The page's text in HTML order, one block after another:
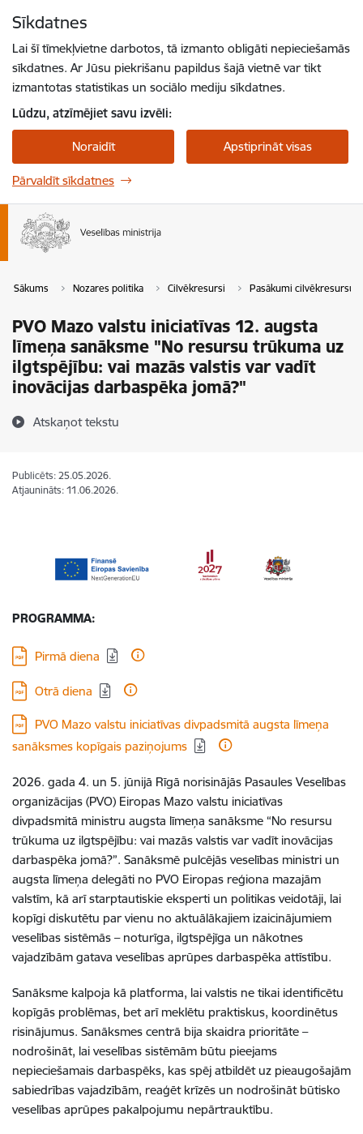
Sīkdatnes
Lai šī tīmekļvietne darbotos, tā izmanto obligāti nepieciešamās
sīkdatnes. Ar Jūsu piekrišanu papildus šajā vietnē var tikt
izmantotas statistikas un sociālo mediju sīkdatnes.
Lūdzu, atzīmējiet savu izvēli:
Noraidīt Apstiprināt visas
Pārvaldīt sīkdatnes
Sākums Nozares politika Cilvēkresursi Pasākumi cilvēkresursu
PVO Mazo valstu iniciatīvas 12. augsta
līmeņa sanāksme "No resursu trūkuma uz
ilgtspējību: vai mazās valstis var vadīt
inovācijas darbaspēka jomā?"
Atskaņot tekstu
Publicēts: 25.05.2026.
Atjaunināts: 11.06.2026.
PROGRAMMA:
Lejupielādēt:
Pirmā diena
Lejupielādēt:
Otrā diena
Lejupielādēt:
PVO Mazo valstu iniciatīvas divpadsmitā augsta līmeņa
sanāksmes kopīgais paziņojums
2026. gada 4. un 5. jūnijā Rīgā norisinājās Pasaules Veselības
organizācijas (PVO) Eiropas Mazo valstu iniciatīvas
divpadsmitā ministru augsta līmeņa sanāksme “No resursu
trūkuma uz ilgtspējību: vai mazās valstis var vadīt inovācijas
darbaspēka jomā?”. Sanāksmē pulcējās veselības ministri un
augsta līmeņa delegāti no PVO Eiropas reģiona mazajām
valstīm, kā arī starptautiskie eksperti un politikas veidotāji, lai
kopīgi diskutētu par vienu no aktuālākajiem izaicinājumiem
veselības sistēmās – noturīga, ilgtspējīga un nākotnes
vajadzībām gatava veselības aprūpes darbaspēka attīstību.
Sanāksme kalpoja kā platforma, lai valstis ne tikai identificētu
kopīgās problēmas, bet arī meklētu praktiskus, koordinētus
risinājumus. Sanāksmes centrā bija skaidra prioritāte –
nodrošināt, lai veselības sistēmām būtu pieejams
nepieciešamais darbaspēks, kas spēj atbildēt uz pieaugošajām
sabiedrības vajadzībām, reaģēt krīzēs un nodrošināt būtisko
veselības aprūpes pakalpojumu nepārtrauktību.